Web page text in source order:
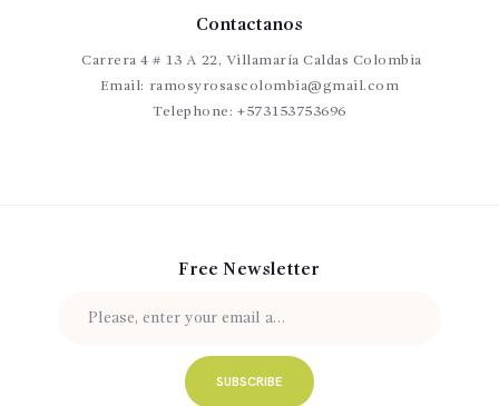
Contactanos
Carrera 4 # 13 A 22, Villamaría Caldas Colombia
Email: ramosyrosascolombia@gmail.com
Telephone: +573153753696
Free Newsletter